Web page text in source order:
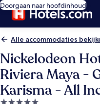
Doorgaan naar hoofdinhoud
Alle accommodaties
Nickelodeon
Riviera Maya -
Karisma - All